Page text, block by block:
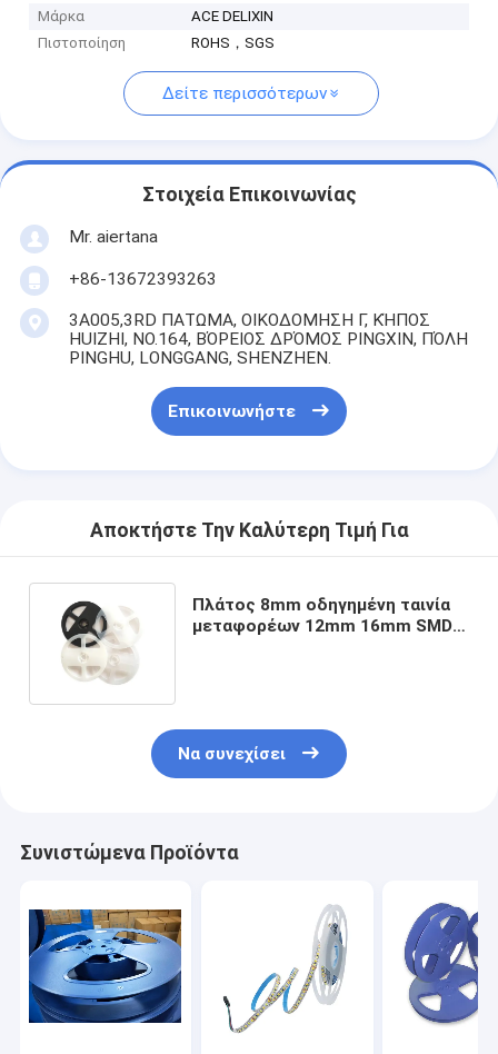
Μάρκα
ACE DELIXIN
Πιστοποίηση
ROHS，SGS
Δείτε περισσότερων
Στοιχεία Επικοινωνίας
Mr. aiertana
+86-13672393263
3A005,3RD ΠΑΤΩΜΑ, ΟΙΚΟΔΟΜΗΣΗ Γ, ΚΉΠΟΣ
HUIZHI, NO.164, ΒΌΡΕΙΟΣ ΔΡΌΜΟΣ PINGXIN, ΠΌΛΗ
PINGHU, LONGGANG, SHENZHEN.
Επικοινωνήστε
Αποκτήστε Την Καλύτερη Τιμή Για
Πλάτος 8mm οδηγημένη ταινία
μεταφορέων 12mm 16mm SMD,
Να συνεχίσει
Συνιστώμενα Προϊόντα